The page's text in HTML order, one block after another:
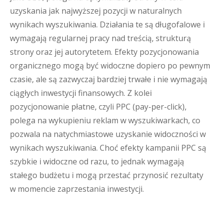
uzyskania jak najwyższej pozycji w naturalnych
wynikach wyszukiwania. Działania te są długofalowe i
wymagają regularnej pracy nad treścią, strukturą
strony oraz jej autorytetem. Efekty pozycjonowania
organicznego mogą być widoczne dopiero po pewnym
czasie, ale są zazwyczaj bardziej trwałe i nie wymagają
ciągłych inwestycji finansowych. Z kolei
pozycjonowanie płatne, czyli PPC (pay-per-click),
polega na wykupieniu reklam w wyszukiwarkach, co
pozwala na natychmiastowe uzyskanie widoczności w
wynikach wyszukiwania. Choć efekty kampanii PPC są
szybkie i widoczne od razu, to jednak wymagają
stałego budżetu i mogą przestać przynosić rezultaty
w momencie zaprzestania inwestycji.